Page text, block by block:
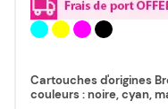
Cartouches d'origines
couleurs : noire, cyan,